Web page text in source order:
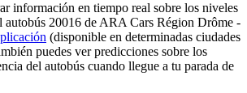
información en tiempo real sobre los niveles
autobús 20016 de ARA Cars Région Drôme -
(disponible en determinadas ciudades
puedes ver predicciones sobre los
del autobús cuando llegue a tu parada de